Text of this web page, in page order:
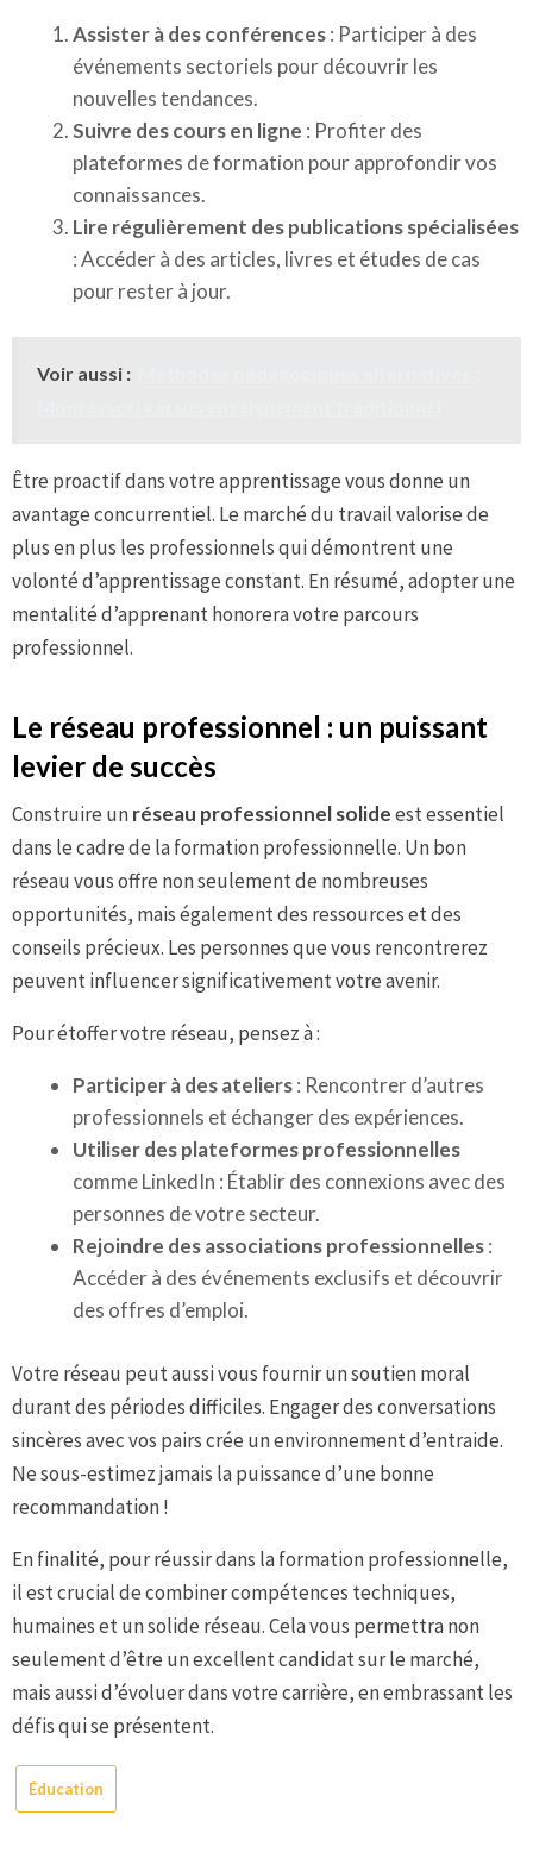
Assister à des conférences: Participer à des
événements sectoriels pour découvrir les
nouvelles tendances.
Suivre des cours en ligne : Profiter des
plateformes de formation pour approfondir vos
connaissances.
Lire régulièrement des publications spécialisées
: Accéder à des articles, livres et études de cas
pour rester à jour.
Voir aussi :
Être proactif dans votre apprentissage vous donne un
avantage concurrentiel. Le marché du travail valorise de
plus en plus les professionnels qui démontrent une
volonté d’apprentissage constant. En résumé, adopter une
mentalité d’apprenant honorera votre parcours
professionnel.
Le réseau professionnel : un puissant
levier de succès
Construire unréseau professionnel solideest essentiel
dans le cadre de la formation professionnelle. Un bon
réseau vous offre non seulement de nombreuses
opportunités, mais également des ressources et des
conseils précieux. Les personnes que vous rencontrerez
peuvent influencer significativement votre avenir.
Pour étoffer votre réseau, pensez à :
Participer à des ateliers: Rencontrer d’autres
professionnels et échanger des expériences.
Utiliser des plateformes professionnelles
comme LinkedIn : Établir des connexions avec des
personnes de votre secteur.
Rejoindre des associations professionnelles:
Accéder à des événements exclusifs et découvrir
des offres d’emploi.
Votre réseau peut aussi vous fournir un soutien moral
durant des périodes difficiles. Engager des conversations
sincères avec vos pairs crée un environnement d’entraide.
Ne sous-estimez jamais la puissance d’une bonne
recommandation !
En finalité, pour réussir dans la formation professionnelle,
il est crucial de combiner compétences techniques,
humaines et un solide réseau. Cela vous permettra non
seulement d’être un excellent candidat sur le marché,
mais aussi d’évoluer dans votre carrière, en embrassant les
défis qui se présentent.
Éducation